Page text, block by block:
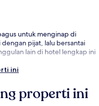
untuk menginap di
pijat, lalu bersantai
lain di hotel lengkap ini
ini
properti ini